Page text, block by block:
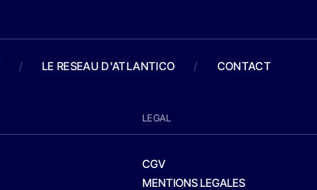
/ LE RESEAU D'ATLANTICO / CONTACT
LEGAL
CGV
MENTIONS LEGALES